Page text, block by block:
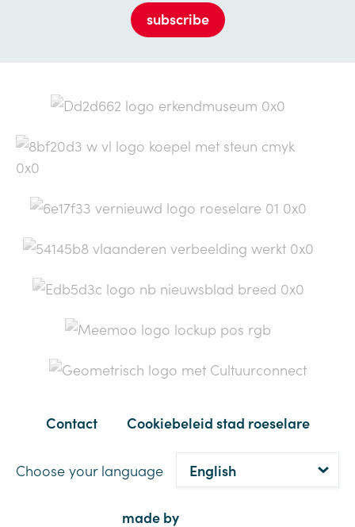
subscribe
Contact Cookiebeleid stad roeselare
Choose your language
made by